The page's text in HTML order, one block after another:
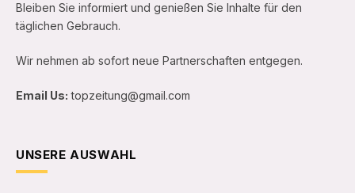
Bleiben Sie informiert und genießen Sie Inhalte für den
täglichen Gebrauch.
Wir nehmen ab sofort neue Partnerschaften entgegen.
Email Us: topzeitung@gmail.com
UNSERE AUSWAHL